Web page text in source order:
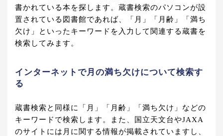
書かれている本を探します。蔵書検索のパソコンが設
置されている図書館であれば、「月」「月齢」「満ち
欠け」といったキーワードを入力して関連する蔵書を
検索してみます。
インターネットで月の満ち欠けについて検索す
る
蔵書検索と同様に「月」「月齢」「満ち欠け」などの
キーワードで検索します。また、国立天文台やJAXA
のサイトには月に関する情報が掲載されていますし、